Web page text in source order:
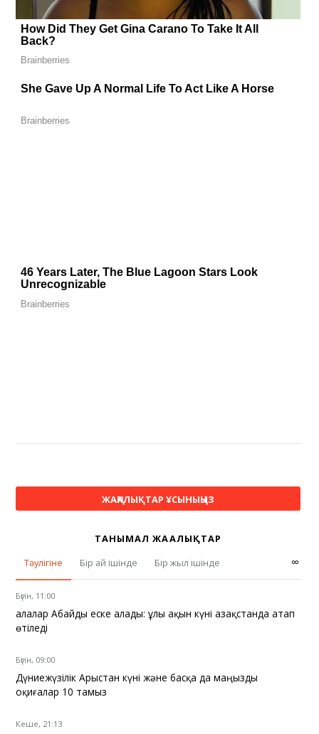
ЖАҢАЛЫҚТАР ҰСЫНЫҢЫЗ
ТАНЫМАЛ ЖАҢАЛЫҚТАР
Тәулігіне
Бір ай ішінде Бір жыл ішінде ∞
Бүгін, 11:00
Қалалар Абайды еске алады: ұлы ақын күні Қазақстанда атап
өтіледі
Бүгін, 09:00
Дүниежүзілік Арыстан күні және басқа да маңызды
оқиғалар 10 тамыз
Кеше, 21:13